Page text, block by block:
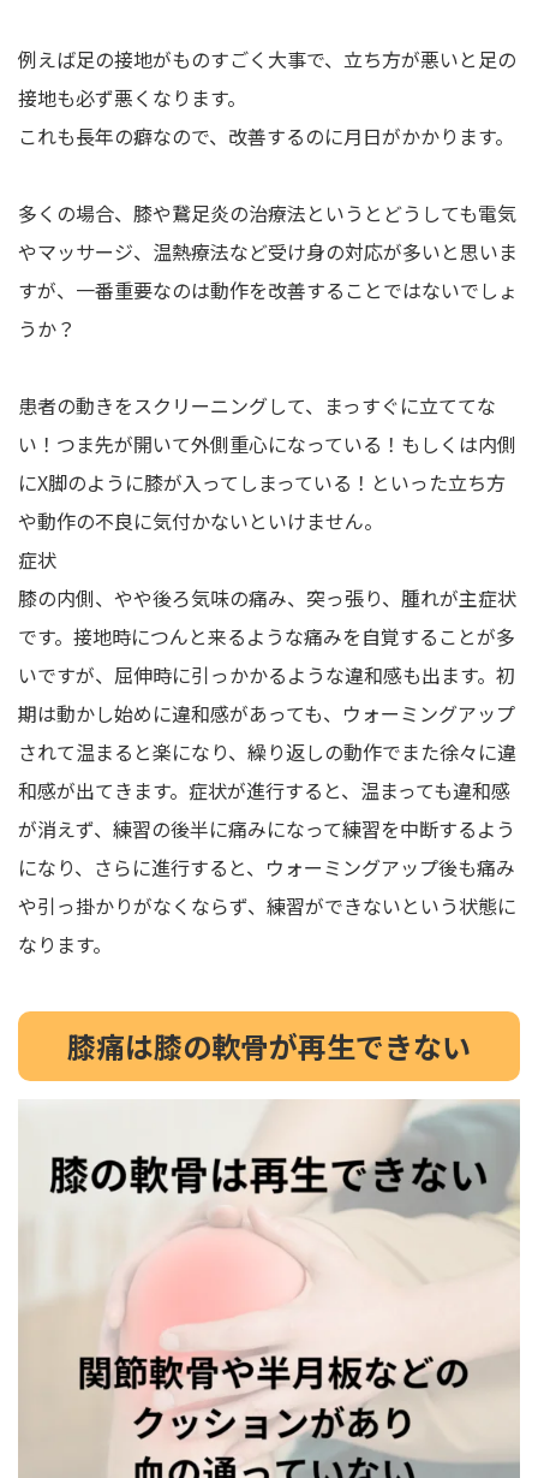
例えば足の接地がものすごく大事で、立ち方が悪いと足の
接地も必ず悪くなります。
これも長年の癖なので、改善するのに月日がかかります。
多くの場合、膝や鵞足炎の治療法というとどうしても電気
やマッサージ、温熱療法など受け身の対応が多いと思いま
すが、一番重要なのは動作を改善することではないでしょ
うか？
患者の動きをスクリーニングして、まっすぐに立ててな
い！つま先が開いて外側重心になっている！もしくは内側
にX脚のように膝が入ってしまっている！といった立ち方
や動作の不良に気付かないといけません。
症状
膝の内側、やや後ろ気味の痛み、突っ張り、腫れが主症状
です。接地時につんと来るような痛みを自覚することが多
いですが、屈伸時に引っかかるような違和感も出ます。初
期は動かし始めに違和感があっても、ウォーミングアップ
されて温まると楽になり、繰り返しの動作でまた徐々に違
和感が出てきます。症状が進行すると、温まっても違和感
が消えず、練習の後半に痛みになって練習を中断するよう
になり、さらに進行すると、ウォーミングアップ後も痛み
や引っ掛かりがなくならず、練習ができないという状態に
なります。
膝痛は膝の軟骨が再生できない